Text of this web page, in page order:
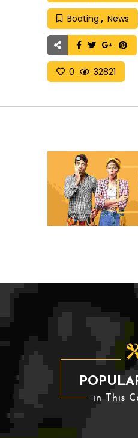
Boating News
0 32821
in This